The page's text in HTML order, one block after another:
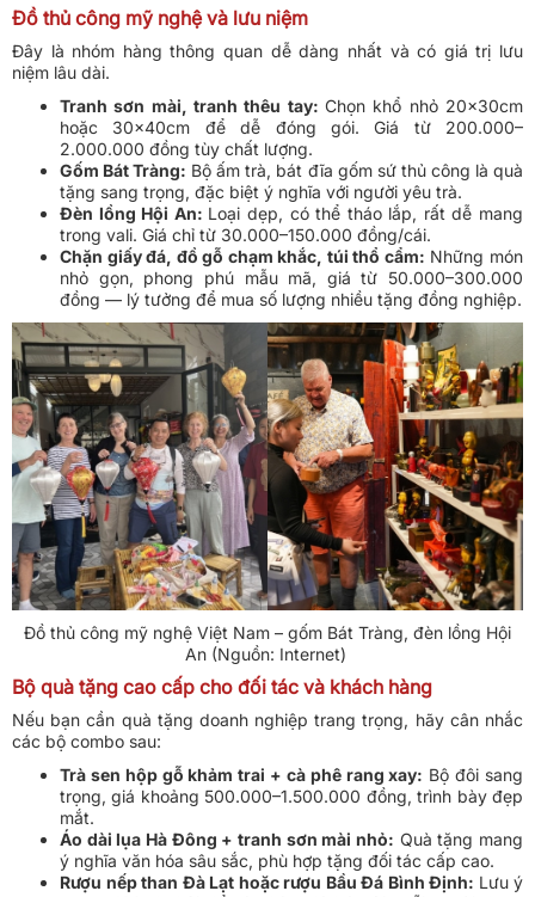
Đồ thủ công mỹ nghệ và lưu niệm
Đây là nhóm hàng thông quan dễ dàng nhất và có giá trị lưu
niệm lâu dài.
Tranh sơn mài, tranh thêu tay: Chọn khổ nhỏ 20x30cm
hoặc 30x40cm để dễ đóng gói. Giá từ 200.000–
2.000.000 đồng tùy chất lượng.
Gốm Bát Tràng: Bộ ấm trà, bát đĩa gốm sứ thủ công là quà
tặng sang trọng, đặc biệt ý nghĩa với người yêu trà.
Đèn lồng Hội An: Loại dẹp, có thể tháo lắp, rất dễ mang
trong vali. Giá chỉ từ 30.000–150.000 đồng/cái.
Chặn giấy đá, đồ gỗ chạm khắc, túi thổ cẩm: Những món
nhỏ gọn, phong phú mẫu mã, giá từ 50.000–300.000
đồng — lý tưởng để mua số lượng nhiều tặng đồng nghiệp.
Đồ thủ công mỹ nghệ Việt Nam – gốm Bát Tràng, đèn lồng Hội
An (Nguồn: Internet)
Bộ quà tặng cao cấp cho đối tác và khách hàng
Nếu bạn cần quà tặng doanh nghiệp trang trọng, hãy cân nhắc
các bộ combo sau:
Trà sen hộp gỗ khảm trai + cà phê rang xay: Bộ đôi sang
trọng, giá khoảng 500.000–1.500.000 đồng, trình bày đẹp
mắt.
Áo dài lụa Hà Đông + tranh sơn mài nhỏ: Quà tặng mang
ý nghĩa văn hóa sâu sắc, phù hợp tặng đối tác cấp cao.
Rượu nếp than Đà Lạt hoặc rượu Bầu Đá Bình Định: Lưu ý